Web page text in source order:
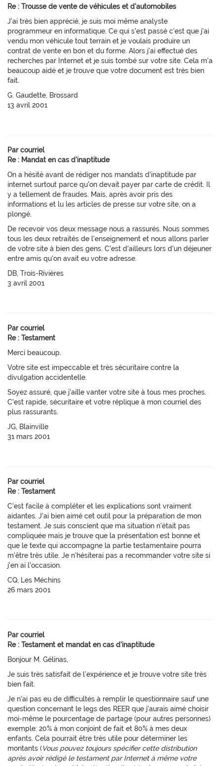
Re : Trousse de vente de véhicules et d'automobiles
J'ai très bien apprécié, je suis moi même analyste
programmeur en informatique. Ce qui s'est passé c'est que j'ai
vendu mon véhicule tout terrain et je voulais produire un
contrat de vente en bon et du forme. Alors j'ai effectué des
recherches par Internet et je suis tombé sur votre site. Cela m'a
beaucoup aidé et je trouve que votre document est très bien
fait.
G. Gaudette, Brossard
13 avril 2001
Par courriel
Re : Mandat en cas d'inaptitude
On a hésité avant de rédiger nos mandats d'inaptitude par
internet surtout parce qu'on devait payer par carte de crédit. Il
y a tellement de fraudes. Mais, après avoir pris des
informations et lu les articles de presse sur votre site, on a
plongé.
De recevoir vos deux message nous a rassurés. Nous sommes
tous les deux retraités de l'enseignement et nous allons parler
de votre site à bien des gens. C'est d'ailleurs lors d'un déjeuner
entre amis qu'on avait eu votre adresse.
DB, Trois-Rivières
3 avril 2001
Par courriel
Re : Testament
Merci beaucoup.
Votre site est impeccable et très sécuritaire contre la
divulgation accidentelle.
Soyez assuré, que j'aille vanter votre site à tous mes proches.
C'est rapide, sécuritaire et votre réplique à mon courriel des
plus rassurants.
JG, Blainville
31 mars 2001
Par courriel
Re : Testament
C'est facile à compléter et les explications sont vraiment
aidantes. J'ai bien aimé cet outil pour la préparation de mon
testament. Je suis conscient que ma situation n'était pas
compliquée mais je trouve que la présentation est bonne et
que le texte qui accompagne la partie testamentaire pourra
m'être très utile. Je n'hésiterai pas a recommander votre site si
j'en ai l'occasion.
CQ, Les Méchins
26 mars 2001
Par courriel
Re : Testament et mandat en cas d'inaptitude
Bonjour M. Gélinas,
Je suis très satisfait de l'expérience et je trouve votre site très
bien fait.
Je n'ai pas eu de difficultés à remplir le questionnaire sauf une
question concernant le legs des REER que j'aurais aimé choisir
moi-même le pourcentage de partage (pour autres personnes)
exemple: 20% à mon conjoint de fait et 80% à mes deux
enfants. Cela pourrait être très utile pour déterminer les
montants (Vous pouvez toujours spécifier cette distribution
après avoir rédigé le testament par Internet à même votre